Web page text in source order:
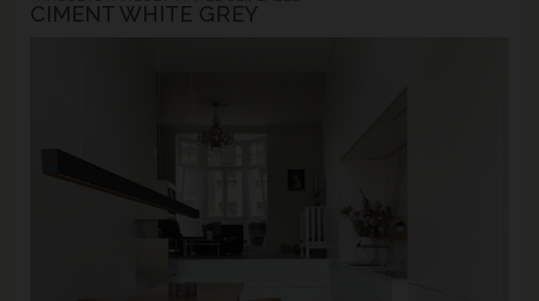
CIMENT WHITE GREY